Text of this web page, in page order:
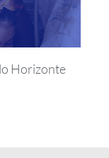
Horizonte